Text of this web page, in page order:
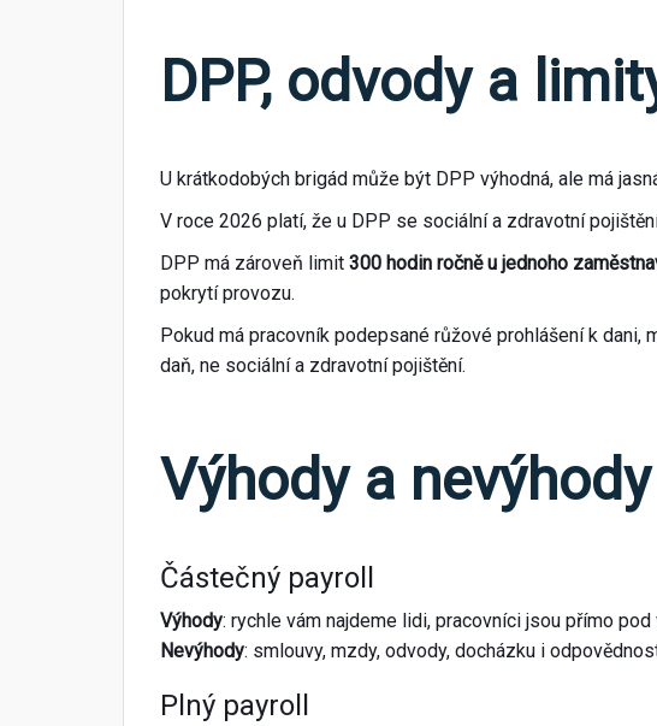
DPP, odvody a
U krátkodobých brigád může být DPP výhodná, ale má
V roce 2026 platí, že u DPP se sociální a zdravotní
DPP má zároveň limit 300 hodin ročně u jednoho
pokrytí provozu.
Pokud má pracovník podepsané růžové prohlášení k
daň, ne sociální a zdravotní pojištění.
Výhody a
Částečný payroll
Výhody: rychle vám najdeme lidi, pracovníci jsou přímo
Nevýhody: smlouvy, mzdy, odvody, docházku i
Plný payroll